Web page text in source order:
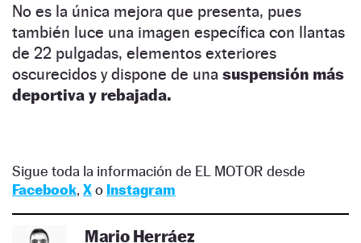
No es la única mejora que presenta, pues
también luce una imagen específica con llantas
de 22 pulgadas, elementos exteriores
oscurecidos y dispone de una suspensión más
deportiva y rebajada.
Sigue toda la información de EL MOTOR desde
Facebook, Xo Instagram
Mario Herráez